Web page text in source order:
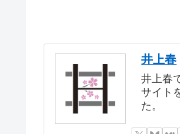
井上春
井上春
サイト
た。